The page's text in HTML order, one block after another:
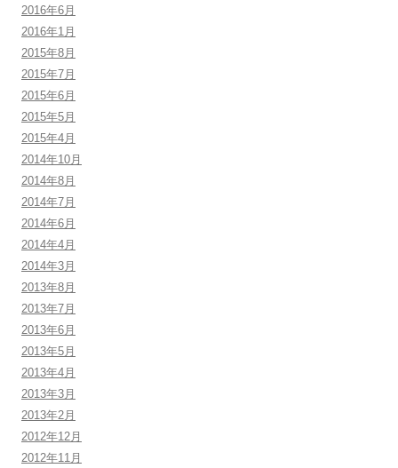
2016年6月
2016年1月
2015年8月
2015年7月
2015年6月
2015年5月
2015年4月
2014年10月
2014年8月
2014年7月
2014年6月
2014年4月
2014年3月
2013年8月
2013年7月
2013年6月
2013年5月
2013年4月
2013年3月
2013年2月
2012年12月
2012年11月